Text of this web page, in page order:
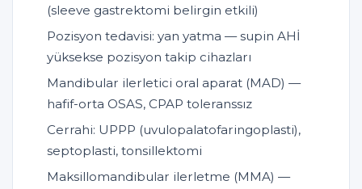
(sleeve gastrektomi belirgin etkili)
Pozisyon tedavisi: yan yatma — supin AHİ
yüksekse pozisyon takip cihazları
Mandibular ilerletici oral aparat (MAD) —
hafif-orta OSAS, CPAP toleranssız
Cerrahi: UPPP (uvulopalatofaringoplasti),
septoplasti, tonsillektomi
Maksillomandibular ilerletme (MMA) —